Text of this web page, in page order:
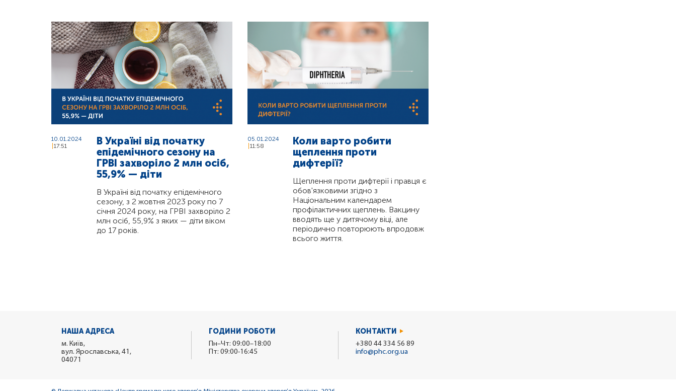
10.01.2024
17:51
В Україні від початку
епідемічного сезону на
ГРВІ захворіло 2 млн осіб,
55,9% — діти
В Україні від початку епідемічного
сезону, з 2 жовтня 2023 року по 7
січня 2024 року, на ГРВІ захворіло 2
млн осіб, 55,9% з яких — діти віком
до 17 років.
05.01.2024
11:58
Коли варто робити
щеплення проти
дифтерії?
Щеплення проти дифтерії і правця є
обов'язковими згідно з
Національним календарем
профілактичних щеплень. Вакцину
вводять ще у дитячому віці, але
періодично повторюють впродовж
всього життя.
НАША АДРЕСА
м. Київ,
вул. Ярославська, 41,
04071
ГОДИНИ РОБОТИ
Пн–Чт: 09:00–18:00
Пт: 09:00-16:45
КОНТАКТИ
+380 44 334 56 89
info@phc.org.ua